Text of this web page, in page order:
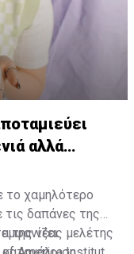
αλλά
το χαμηλότερο
δαπάνες της
της νέας μελέτης